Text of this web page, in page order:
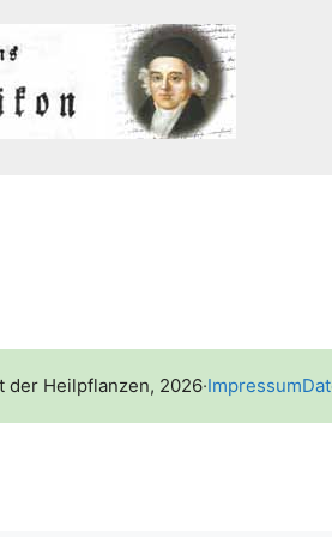
Heilpflanzen, 2026·Impressum